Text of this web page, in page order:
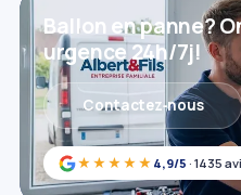
★★★★★ 4,9/5 · 1435
Ballon en panne?
urgence 24h/7j!
Contactez‑nous